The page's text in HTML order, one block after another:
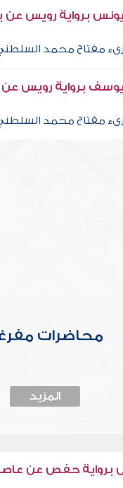
برواية رويس
مفتاح محمد
برواية رويس
مفتاح محمد
محاضرات
المزيد
برواية حفص عن